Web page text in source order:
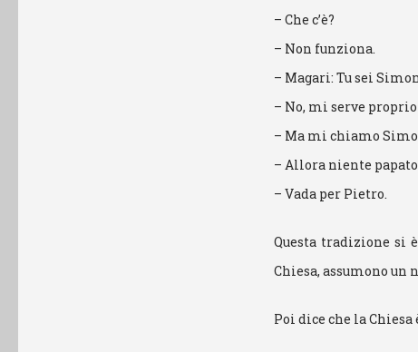
– Che c’è?
– Non funziona.
– Magari: Tu sei
– No, mi serve
– Ma mi chiamo
– Allora niente
– Vada per Pietro.
Questa tradizione si
Chiesa, assumono
Poi dice che la Chiesa